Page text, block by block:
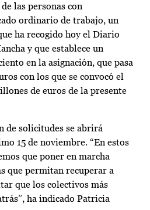
las personas con
ordinario de trabajo, un
ha recogido hoy el Diario
y que establece un
en la asignación, que pasa
con los que se convocó el
de euros de la presente
de solicitudes se abrirá
15 de noviembre. “En estos
que poner en marcha
que permitan recuperar a
que los colectivos más
ha indicado Patricia